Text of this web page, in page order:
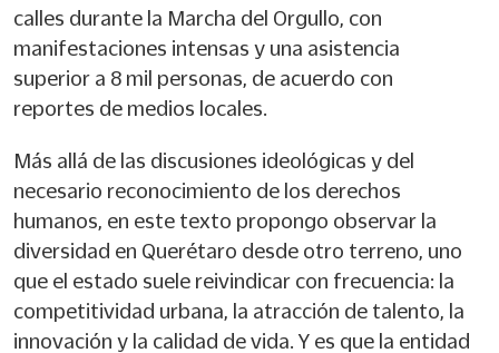
calles durante la Marcha del Orgullo, con
manifestaciones intensas y una asistencia
superior a 8 mil personas, de acuerdo con
reportes de medios locales.
Más allá de las discusiones ideológicas y del
necesario reconocimiento de los derechos
humanos, en este texto propongo observar la
diversidad en Querétaro desde otro terreno, uno
que el estado suele reivindicar con frecuencia: la
competitividad urbana, la atracción de talento, la
innovación y la calidad de vida. Y es que la entidad